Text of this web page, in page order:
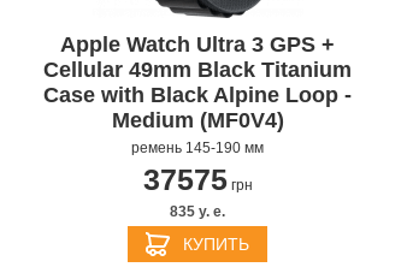
Apple Watch Ultra 3 GPS +
Cellular 49mm Black Titanium
Case with Black Alpine Loop -
Medium (MF0V4)
ремень 145-190 мм
37575грн
835 y. e.
КУПИТЬ